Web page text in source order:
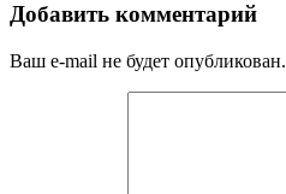
Добавить комментарий
Ваш e-mail не будет опубликован.